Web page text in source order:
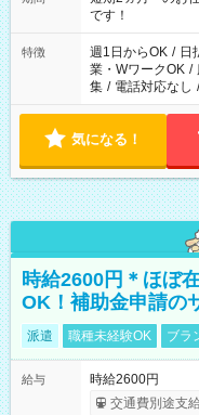
の方の場合は1～
仕事に慣れてからの夜勤にな
必要な場合も遠慮
です！
特徴 週1日からOK / 日
業・WワークOK /
集 / 電話対応なし /
気になる！
時給2600円＊ほぼ
OK！補助金申請の
派遣 職種未経験OK ブラ
給与
時給2600円
交通費別途支